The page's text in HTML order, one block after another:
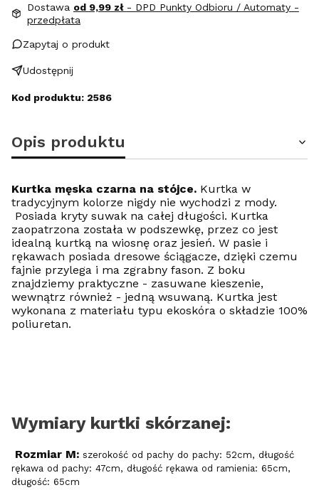
Dostawa od 9,99 zł - DPD Punkty Odbioru / Automaty -
przedpłata
Zapytaj o produkt
Udostępnij
Kod produktu: 2586
Opis produktu
Kurtka męska czarna na stójce. Kurtka w
tradycyjnym kolorze nigdy nie wychodzi z mody.
Posiada kryty suwak na całej długości. Kurtka
zaopatrzona została w podszewkę, przez co jest
idealną kurtką na wiosnę oraz jesień. W pasie i
rękawach posiada dresowe ściągacze, dzięki czemu
fajnie przylega i ma zgrabny fason. Z boku
znajdziemy praktyczne - zasuwane kieszenie,
wewnątrz również - jedną wsuwaną. Kurtka jest
wykonana z materiału typu ekoskóra o składzie 100%
poliuretan.
Wymiary kurtki skórzanej:
Rozmiar M: szerokość od pachy do pachy: 52cm, długość
rękawa od pachy: 47cm, długość rękawa od ramienia: 65cm,
długość: 65cm